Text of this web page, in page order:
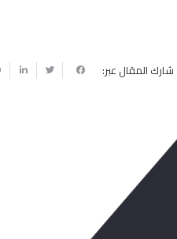
شارك المقال عبر: